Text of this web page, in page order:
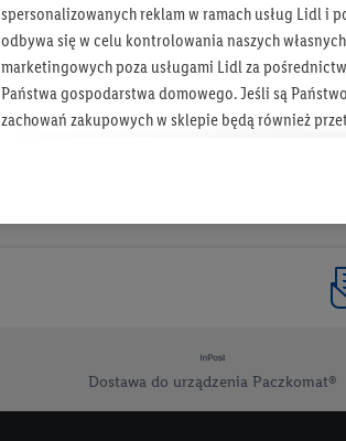
Dostawa do urządzenia Paczkomat®
spersonalizowanych reklam w ramach usług Lidl i
odbywa się w celu kontrolowania naszych
marketingowych poza usługami Lidl za
Państwa gospodarstwa domowego. Jeśli są
zachowań zakupowych w sklepie będą również
Tworzenie spersonalizowanych reklam opiera się
informacji z konta klienta - np. wieku lub płci - a
urządzenia końcowe i usługi Lidl, w tym
przetwarzanie odbywa się również w celu
opracowywania ofert oraz zapewnienia